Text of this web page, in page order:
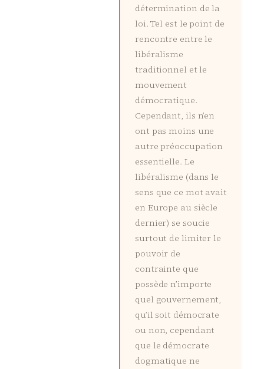
détermination de la
loi. Tel est le point de
rencontre entre le
libéralisme
traditionnel et le
mouvement
démocratique.
Cependant, ils n’en
ont pas moins une
autre préoccupation
essentielle. Le
libéralisme (dans le
sens que ce mot avait
en Europe au siècle
dernier) se soucie
surtout de limiter le
pouvoir de
contrainte que
possède n’importe
quel gouvernement,
qu’il soit démocrate
ou non, cependant
que le démocrate
dogmatique ne